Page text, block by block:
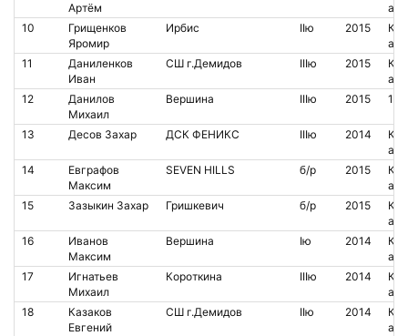
Артём
10
Грищенков
Яромир
Ирбис IIю 2015
11
Даниленков
Иван
СШ г.Демидов IIIю 2015
12
Данилов
Михаил
Вершина IIIю 2015
13 Десов Захар ДСК ФЕНИКС IIIю 2014
14
Евграфов
Максим
SEVEN HILLS б/р 2015
15
Зазыкин Захар Гришкевич б/р 2015
16
Иванов
Максим
Вершина Iю 2014
17
Игнатьев
Михаил
Короткина IIIю 2014
18
Казаков
Евгений
СШ г.Демидов IIю 2014